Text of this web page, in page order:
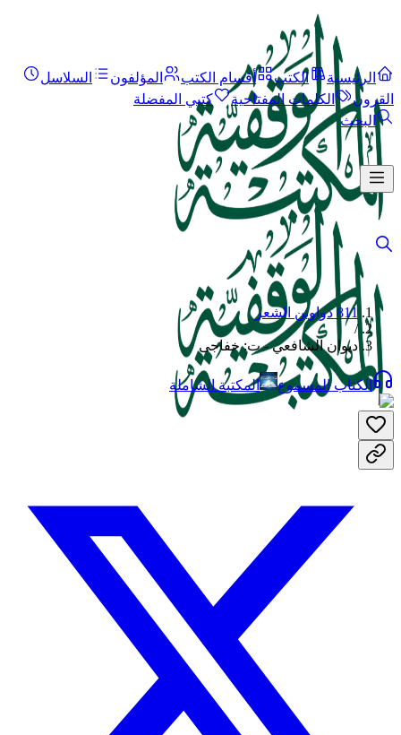
الرئيسية الكتب أقسام الكتب المؤلفون
السلاسل
القرون
الكلمات المفتاحية
كتبي المفضلة
البحث
811 دواوين الشعر
/
ديوان الشافعي - ت: خفاجى
الكتاب المسموع المكتبة الشاملة